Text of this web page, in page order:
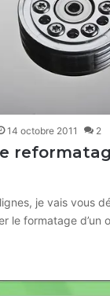
14 octobre 2011 2
je vais vous
le formatage d’un